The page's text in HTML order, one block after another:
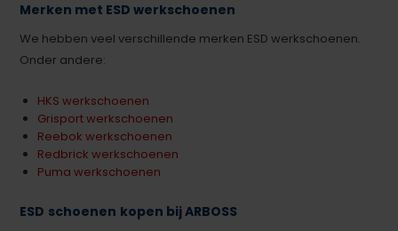
Merken met ESD werkschoenen
We hebben veel verschillende merken ESD werkschoenen.
Onder andere:
HKS werkschoenen
Grisport werkschoenen
Reebok werkschoenen
Redbrick werkschoenen
Puma werkschoenen
ESD schoenen kopen bij ARBOSS